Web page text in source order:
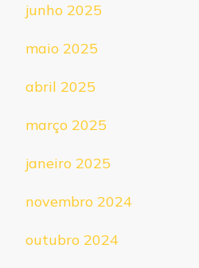
junho 2025
maio 2025
abril 2025
março 2025
janeiro 2025
novembro 2024
outubro 2024